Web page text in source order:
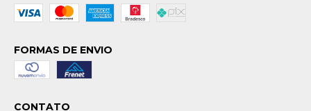
FORMAS DE ENVIO
CONTATO